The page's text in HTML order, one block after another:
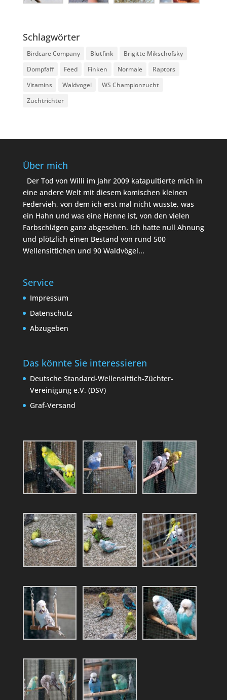
Schlagwörter
Birdcare Company Blutfink
Brigitte Mikschofsky
Dompfaff
Feed Finken Normale
Raptors
Vitamins
Waldvogel
WS Championzucht
Zuchtrichter
Über mich
Der Tod von Willi im Jahr 2009 katapultierte mich in
eine andere Welt mit diesem komischen kleinen
Federvieh, von dem ich erst mal nicht wusste, was
ein Hahn und was eine Henne ist, von den vielen
Farbschlägen ganz abgesehen. Ich hatte null Ahnung
und plötzlich einen Bestand von rund 500
Wellensittichen und 90 Waldvögel...
Service
Impressum
Datenschutz
Abzugeben
Das könnte Sie interessieren
Deutsche Standard-Wellensittich-Züchter-
Vereinigung e.V. (DSV)
Graf-Versand